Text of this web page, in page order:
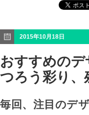
2015年10月18日
おすすめの
つろう彩り、
毎回、注目のデ